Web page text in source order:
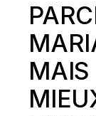
MAIS